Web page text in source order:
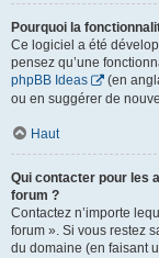
Pourquoi la
Ce logiciel a été
pensez qu’une
phpBB Ideas
(en
ou en suggérer de
Haut
Qui contacter pour les
forum ?
Contactez n’importe
forum ». Si vous restez
du domaine (en faisant